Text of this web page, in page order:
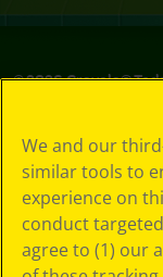
©2026Crayola®
de privacidad
Política de
privacidad
Términos de SMS
GDPR
Aviso de
We and our
similar tools to
experience on
conduct
agree to (1) our